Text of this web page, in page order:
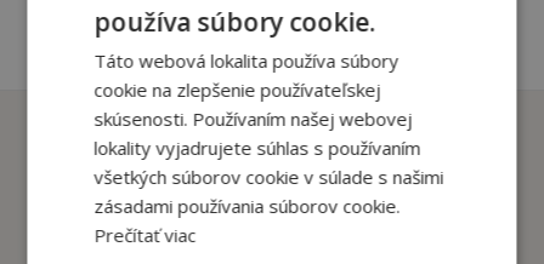
Zákazníci, ktorí si kúpili
tento titul si tiež kúpili
používa súbory cookie.
Táto webová lokalita používa súbory
cookie na zlepšenie používateľskej
skúsenosti. Používaním našej webovej
lokality vyjadrujete súhlas s používaním
všetkých súborov cookie v súlade s našimi
zásadami používania súborov cookie.
Prečítať viac